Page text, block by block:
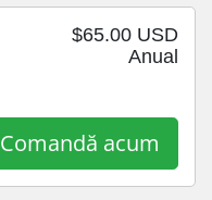
$65.00 USD
Anual
Comandă acum